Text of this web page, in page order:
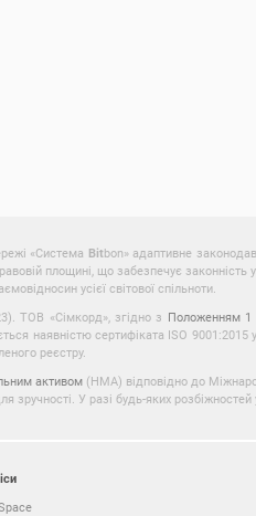
«Система Bitbon» адаптивне
площині, що забезпечує
усієї світової спільноти.
ТОВ «Сімкорд», згідно з Положенням 1
наявністю сертифіката ISO 9001:2015
реєстру.
активом(НМА) відповідно до
У разі будь-яких